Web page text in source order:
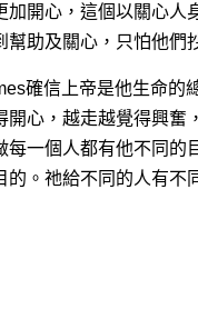
加開心，這個以關心
幫助及關心，只怕他們
確信上帝是他生命
開心，越走越覺得興
每一個人都有他不同
的。祂給不同的人有不